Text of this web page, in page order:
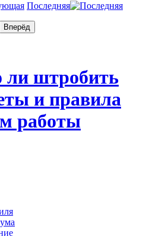
Последняя
штробить
и правила
работы